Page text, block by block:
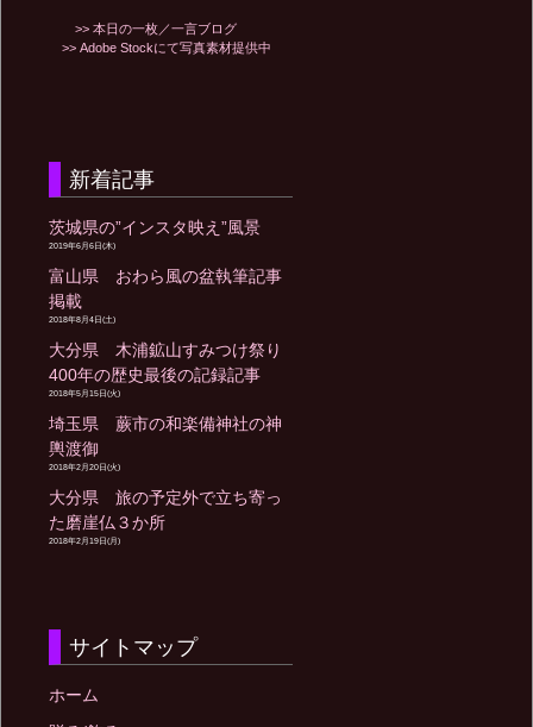
>> 本日の一枚／一言ブログ
>> Adobe Stockにて写真素材提供中
新着記事
茨城県の”インスタ映え”風景
2019年6月6日(木)
富山県 おわら風の盆執筆記事
掲載
2018年8月4日(土)
大分県 木浦鉱山すみつけ祭り
400年の歴史最後の記録記事
2018年5月15日(火)
埼玉県 蕨市の和楽備神社の神
輿渡御
2018年2月20日(火)
大分県 旅の予定外で立ち寄っ
た磨崖仏３か所
2018年2月19日(月)
サイトマップ
ホーム